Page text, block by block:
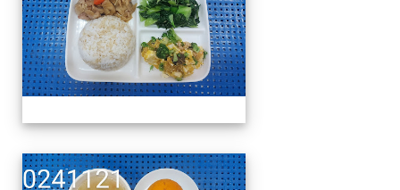
午餐擺盤 (上課日更新-